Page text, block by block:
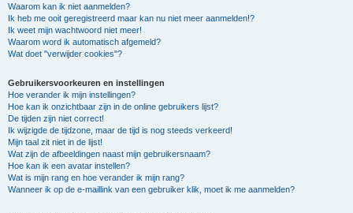
Waarom kan ik niet aanmelden?
Ik heb me ooit geregistreerd maar kan nu niet meer aanmelden!?
Ik weet mijn wachtwoord niet meer!
Waarom word ik automatisch afgemeld?
Wat doet "verwijder cookies"?
Gebruikersvoorkeuren en instellingen
Hoe verander ik mijn instellingen?
Hoe kan ik onzichtbaar zijn in de online gebruikers lijst?
De tijden zijn niet correct!
Ik wijzigde de tijdzone, maar de tijd is nog steeds verkeerd!
Mijn taal zit niet in de lijst!
Wat zijn de afbeeldingen naast mijn gebruikersnaam?
Hoe kan ik een avatar instellen?
Wat is mijn rang en hoe verander ik mijn rang?
Wanneer ik op de e-maillink van een gebruiker klik, moet ik me aanmelden?